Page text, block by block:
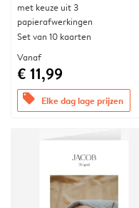
met keuze uit 3
papierafwerkingen
Set van 10 kaarten
Vanaf
€ 11,99
offers Elke dag lage prijzen